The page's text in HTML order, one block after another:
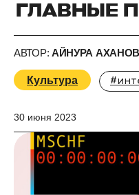
ГЛАВНЫЕ
АВТОР: АЙНУРА
Культура
30 июня 2023